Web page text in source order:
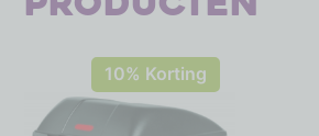
10% Korting